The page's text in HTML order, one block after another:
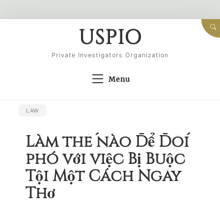
USPIO
Private Investigators Organization
Menu
LAW
Làm thế nào Để Đối
phó với việc Bị Buộc
Tội Một Cách Ngây
Thơ